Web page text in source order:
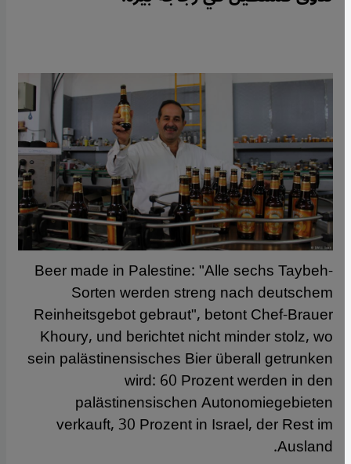
Beer made in Palestine: "Alle sechs Taybeh-
Sorten werden streng nach deutschem
Reinheitsgebot gebraut", betont Chef-Brauer
Khoury, und berichtet nicht minder stolz, wo
sein palästinensisches Bier überall getrunken
wird: 60 Prozent werden in den
palästinensischen Autonomiegebieten
verkauft, 30 Prozent in Israel, der Rest im
Ausland.